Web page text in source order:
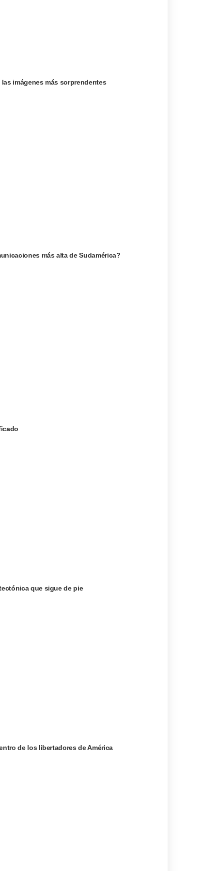
imágenes más sorprendentes
más alta de Sudamérica?
que sigue de pie
de los libertadores de América